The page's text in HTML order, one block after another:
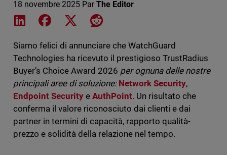
18 novembre 2025 Par The Editor
Share on LinkedIn
Share on Facebook
Share on XShare on Reddit
Siamo felici di annunciare che WatchGuard
Technologies ha ricevuto il prestigioso TrustRadius
Buyer’s Choice Award 2026 per ognuna delle nostre
principali aree di soluzione: Network Security,
Endpoint Securitye AuthPoint. Un risultato che
conferma il valore riconosciuto dai clienti e dai
partner in termini di capacità, rapporto qualità-
prezzo e solidità della relazione nel tempo.